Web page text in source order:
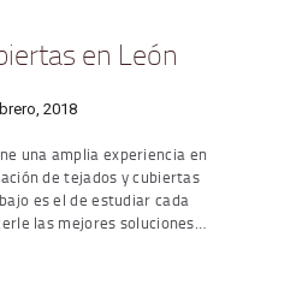
en León
2018
una amplia experiencia en
de tejados y cubiertas
es el de estudiar cada
las mejores soluciones…